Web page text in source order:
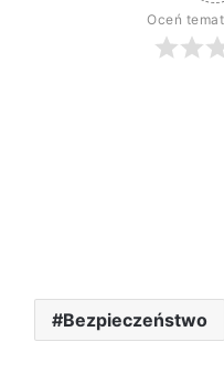
Oceń
Bezpieczeństwo